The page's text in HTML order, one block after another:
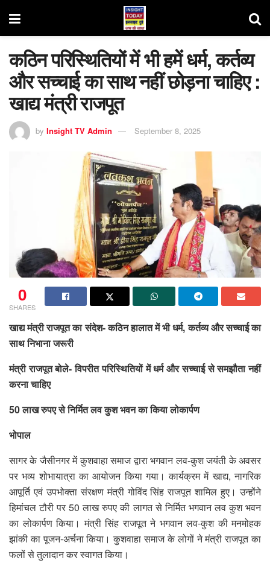
कठिन परिस्थितियों में भी हमें धर्म, कर्तव्य
और सच्चाई का साथ नहीं छोड़ना चाहिए :
खाद्य मंत्री राजपूत
by Insight TV Admin September 8, 2025
0
SHARES
खाद्य मंत्री राजपूत का संदेश- कठिन हालात में भी धर्म, कर्तव्य और सच्चाई का
साथ निभाना जरूरी
मंत्री राजपूत बोले- विपरीत परिस्थितियों में धर्म और सच्चाई से समझौता नहीं
करना चाहिए
50 लाख रुपए से निर्मित लव कुश भवन का किया लोकार्पण
भोपाल
सागर के जैसीनगर में कुशवाहा समाज द्वारा भगवान लव-कुश जयंती के अवसर
पर भव्य शोभायात्रा का आयोजन किया गया। कार्यक्रम में खाद्य, नागरिक
आपूर्ति एवं उपभोक्ता संरक्षण मंत्री गोविंद सिंह राजपूत शामिल हुए। उन्होंने
हिमांचल टौरी पर 50 लाख रुपए की लागत से निर्मित भगवान लव कुश भवन
का लोकार्पण किया। मंत्री सिंह राजपूत ने भगवान लव-कुश की मनमोहक
झांकी का पूजन-अर्चना किया। कुशवाहा समाज के लोगों ने मंत्री राजपूत का
फलों से तुलादान कर स्वागत किया।